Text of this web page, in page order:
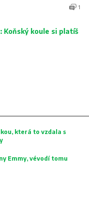
1
Koňský koule si platíš
která to vzdala s
Emmy, vévodí tomu